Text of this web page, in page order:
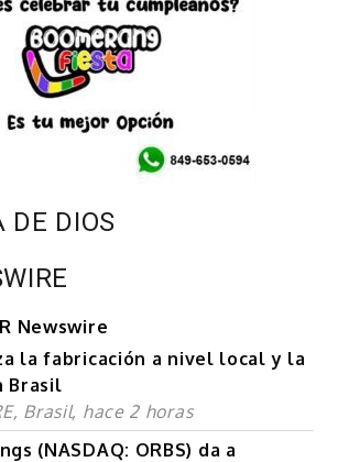
DE DIOS
Newswire
la fabricación a nivel local y la
Brasil
Brasil, hace 2 horas
(NASDAQ: ORBS) da a